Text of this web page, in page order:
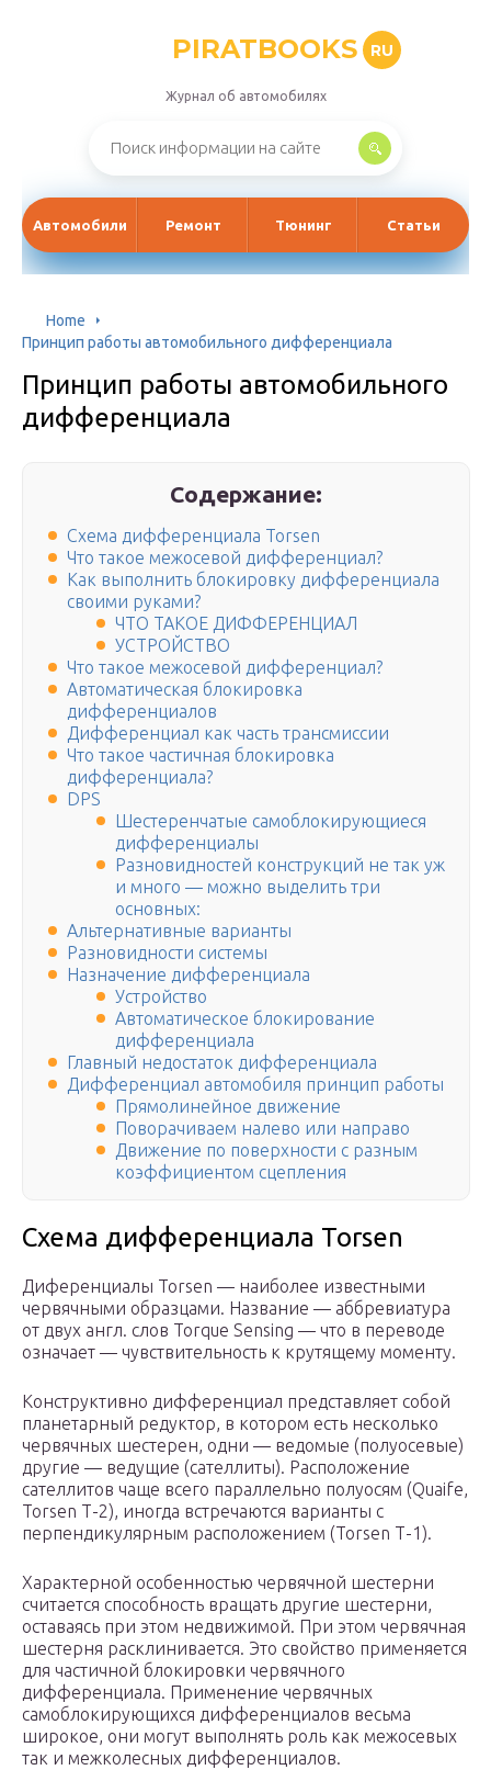
PIRATBOOKS RU
Журнал об автомобилях
Автомобили Ремонт Тюнинг Статьи
Home
Принцип работы автомобильного дифференциала
Принцип работы автомобильного
дифференциала
Содержание:
Схема дифференциала Torsen
Что такое межосевой дифференциал?
Как выполнить блокировку дифференциала
своими руками?
ЧТО ТАКОЕ ДИФФЕРЕНЦИАЛ
УСТРОЙСТВО
Что такое межосевой дифференциал?
Автоматическая блокировка
дифференциалов
Дифференциал как часть трансмиссии
Что такое частичная блокировка
дифференциала?
DPS
Шестеренчатые самоблокирующиеся
дифференциалы
Разновидностей конструкций не так уж
и много — можно выделить три
основных:
Альтернативные варианты
Разновидности системы
Назначение дифференциала
Устройство
Автоматическое блокирование
дифференциала
Главный недостаток дифференциала
Дифференциал автомобиля принцип работы
Прямолинейное движение
Поворачиваем налево или направо
Движение по поверхности с разным
коэффициентом сцепления
Схема дифференциала Torsen
Диференциалы Torsen — наиболее известными
червячными образцами. Название — аббревиатура
от двух англ. слов Torque Sensing — что в переводе
означает — чувствительность к крутящему моменту.
Конструктивно дифференциал представляет собой
планетарный редуктор, в котором есть несколько
червячных шестерен, одни — ведомые (полуосевые)
другие — ведущие (сателлиты). Расположение
сателлитов чаще всего параллельно полуосям (Quaife,
Torsen Т-2), иногда встречаются варианты с
перпендикулярным расположением (Torsen Т-1).
Характерной особенностью червячной шестерни
считается способность вращать другие шестерни,
оставаясь при этом недвижимой. При этом червячная
шестерня расклинивается. Это свойство применяется
для частичной блокировки червячного
дифференциала. Применение червячных
самоблокирующихся дифференциалов весьма
широкое, они могут выполнять роль как межосевых
так и межколесных дифференциалов.